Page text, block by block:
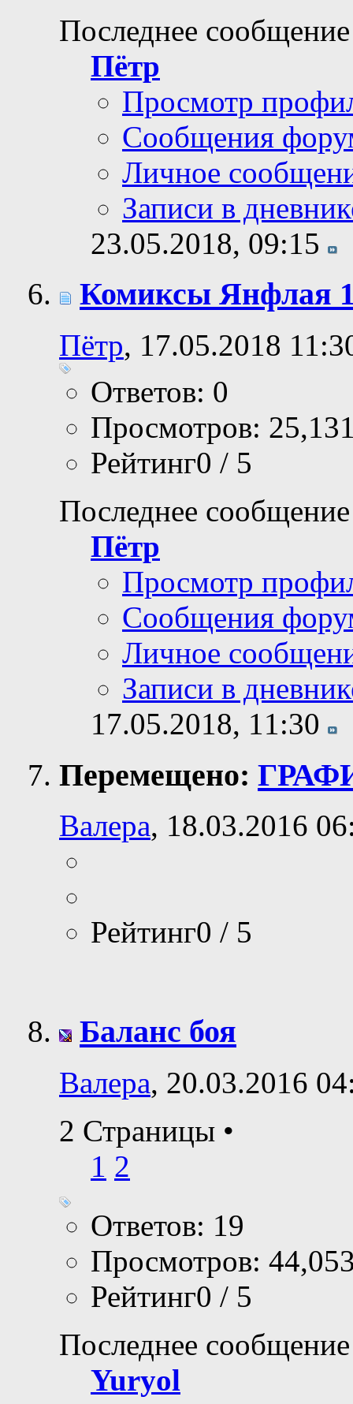
Последнее
Пётр
Просмотр
Сообщения
Личное
Записи в
23.05.2018, 09:15
Комиксы Янфлая
Пётр, 17.05.2018
Ответов: 0
Просмотров:
Рейтинг0 / 5
Последнее
Пётр
Просмотр
Сообщения
Личное
Записи в
17.05.2018, 11:30
Перемещено:
Валера, 18.03.2016
Рейтинг0 / 5
Баланс боя
Валера, 20.03.2016
2 Страницы •
1 2
Ответов: 19
Просмотров:
Рейтинг0 / 5
Последнее
Yuryol